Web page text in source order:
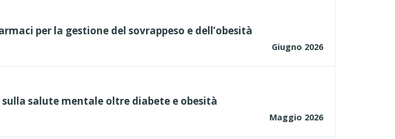
per la gestione del sovrappeso e dell’obesità
Giugno 2026
salute mentale oltre diabete e obesità
Maggio 2026